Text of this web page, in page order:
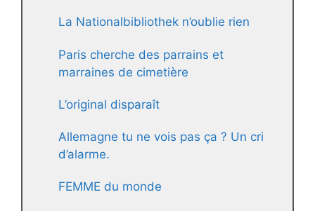
La Nationalbibliothek n’oublie rien
Paris cherche des parrains et
marraines de cimetière
L’original disparaît
Allemagne tu ne vois pas ça ? Un cri
d’alarme.
FEMME du monde